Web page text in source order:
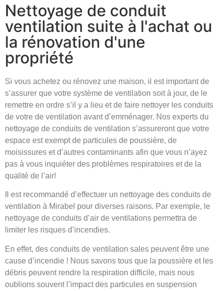
Nettoyage de conduit
ventilation suite à l'achat ou
la rénovation d'une
propriété
Si vous achetez ou rénovez une maison, il est important de
s’assurer que votre système de ventilation soit à jour, de le
remettre en ordre s’il y a lieu et de faire nettoyer les conduits
de votre de ventilation avant d’emménager. Nos experts du
nettoyage de conduits de ventilation s’assureront que votre
espace est exempt de particules de poussière, de
moisissures et d’autres contaminants afin que vous n’ayez
pas à vous inquiéter des problèmes respiratoires et de la
qualité de l’air!
Il est recommandé d’effectuer un nettoyage des conduits de
ventilation à Mirabel pour diverses raisons. Par exemple, le
nettoyage de conduits d’air de ventilations permettra de
limiter les risques d’incendies.
En effet, des conduits de ventilation sales peuvent être une
cause d’incendie ! Nous savons tous que la poussière et les
débris peuvent rendre la respiration difficile, mais nous
oublions souvent l’impact des particules en suspension